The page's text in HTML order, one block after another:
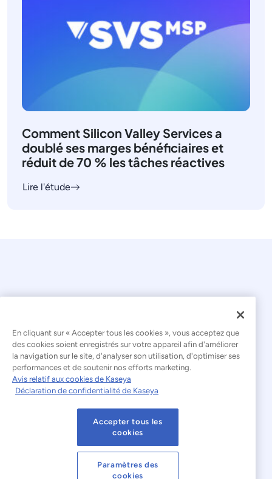
Comment Silicon Valley Services a
doublé ses marges bénéficiaires et
réduit de 70 % les tâches réactives
Lire l'étude
© 2026 Kaseya. Tous droits réservés.
Français
Déclaration relative à l'esclavage moderne
Mentions légales
Conditions d'utilisation du site web
Déclaration de confidentialité
En cliquant sur « Accepter tous les cookies », vous acceptez que
des cookies soient enregistrés sur votre appareil afin d'améliorer
la navigation sur le site, d'analyser son utilisation, d'optimiser ses
performances et de soutenir nos efforts marketing.
Avis relatif aux cookies de Kaseya
Déclaration de confidentialité de Kaseya
Accepter tous les
cookies
Paramètres des
cookies